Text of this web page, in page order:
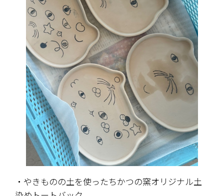
・やきものの土を使ったちかつの窯オリジナル土